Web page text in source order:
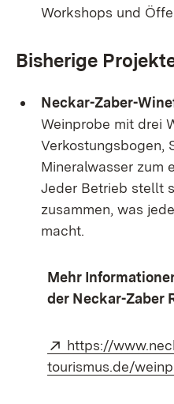
Workshops und
Bisherige
Neckar-Zaber-
Weinprobe mit drei
Verkostungsbogen,
Mineralwasser zum
Jeder Betrieb stellt
zusammen, was
macht.
Mehr
der Neckar-Zaber
Extern:
https://
tourismus.de/